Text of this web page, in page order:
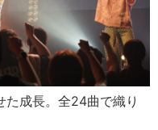
成長。全24曲で織り